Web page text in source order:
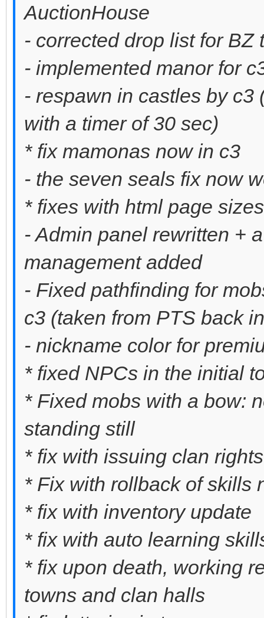
AuctionHouse
- corrected drop list for BZ
- implemented manor for
- respawn in castles by c3
with a timer of 30 sec)
* fix mamonas now in c3
- the seven seals fix now
* fixes with html page sizes
- Admin panel rewritten +
management added
- Fixed pathfinding for
c3 (taken from PTS back
- nickname color for
* fixed NPCs in the initial
* Fixed mobs with a bow:
standing still
* fix with issuing clan rights
* Fix with rollback of skills
* fix with inventory update
* fix with auto learning
* fix upon death, working
towns and clan halls